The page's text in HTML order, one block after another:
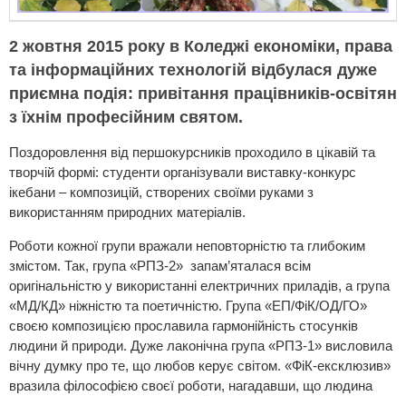
2 жовтня 2015 року в Коледжі економіки, права
та інформаційних технологій відбулася дуже
приємна подія: привітання працівників-освітян
з їхнім професійним святом.
Поздоровлення від першокурсників проходило в цікавій та
творчій формі: студенти організували виставку-конкурс
ікебани – композицій, створених своїми руками з
використанням природних матеріалів.
Роботи кожної групи вражали неповторністю та глибоким
змістом. Так, група «РПЗ-2» запам’яталася всім
оригінальністю у використанні електричних приладів, а група
«МД/КД» ніжністю та поетичністю. Група «ЕП/ФіК/ОД/ГО»
своєю композицією прославила гармонійність стосунків
людини й природи. Дуже лаконічна група «РПЗ-1» висловила
вічну думку про те, що любов керує світом. «ФіК-ексклюзив»
вразила філософією своєї роботи, нагадавши, що людина